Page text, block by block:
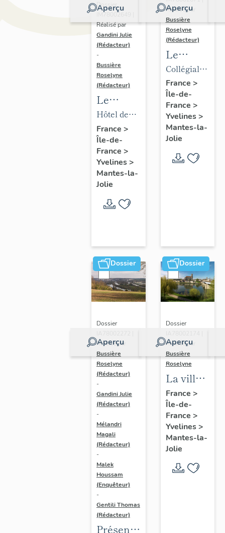
Aperçu
Dossier
IM78002649 |
Réalisé par
Gandini Julie
(Rédacteur)
-
Bussière
Roselyne
(Rédacteur)
Le
mobilier
de l'hôtel
de ville
Hôtel de
ville
France >
Île-de-
France >
Yvelines>
Mantes-la-
Jolie
Aperçu
Réalisé par
Bussière
Roselyne
(Rédacteur)
Le
mobilier
de la
collégiale
Collégiale
Notre-
Dame
France >
Île-de-
France >
Yvelines>
Mantes-la-
Jolie
Dossier
Aperçu
Dossier
Réalisé par
Bussière
Roselyne
(Rédacteur)
-
Gandini Julie
(Rédacteur)
-
Mélandri
Magali
(Rédacteur)
-
Malek
Houssam
(Enquêteur)
-
Gentili Thomas
(Rédacteur)
Présentation
Dossier
Aperçu
Dossier
Réalisé par
Bussière
Roselyne
La ville
de
Mantes-
la-Jolie
France >
Île-de-
France >
Yvelines>
Mantes-la-
Jolie